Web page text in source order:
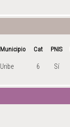
Municipio Cat PNIS
Uribe 6 Sí